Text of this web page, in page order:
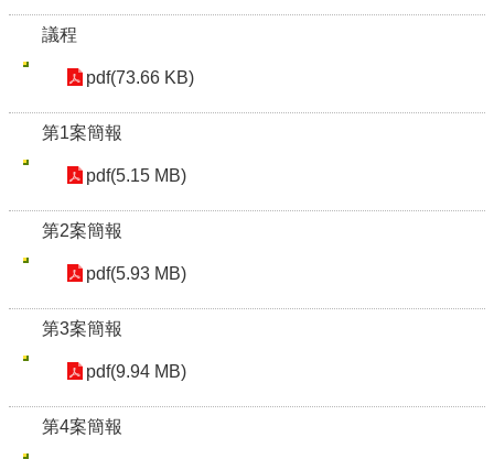
議程
pdf(73.66 KB)
第1案簡報
pdf(5.15 MB)
第2案簡報
pdf(5.93 MB)
第3案簡報
pdf(9.94 MB)
第4案簡報